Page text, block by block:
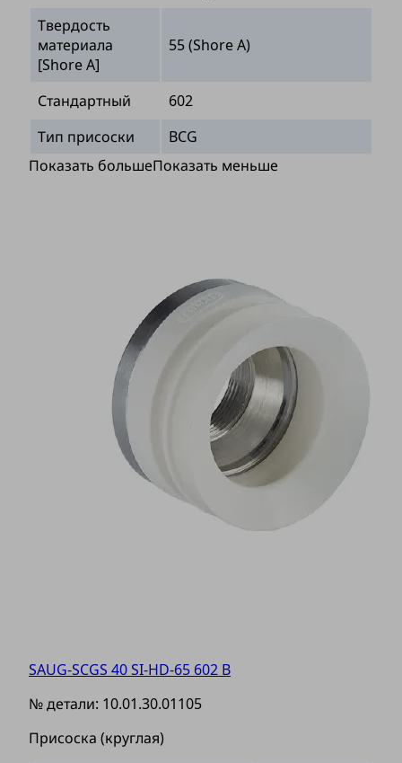
Твердость
материала
[Shore A]
55 (Shore A)
Стандартный
602
Тип присоски
BCG
Показать большеПоказать меньше
SAUG-SCGS 40 SI-HD-65 602 B
№ детали: 10.01.30.01105
Присоска (круглая)